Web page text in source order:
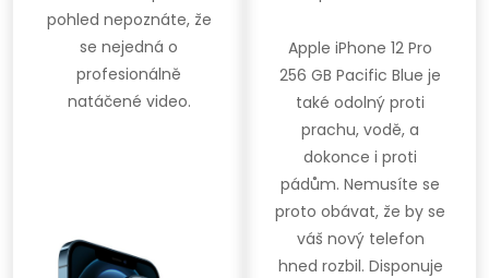
pohled nepoznáte, že
se nejedná o
profesionálně
natáčené video.
Apple iPhone 12 Pro
256 GB Pacific Blue je
také odolný proti
prachu, vodě, a
dokonce i proti
pádům. Nemusíte se
proto obávat, že by se
váš nový telefon
hned rozbil. Disponuje